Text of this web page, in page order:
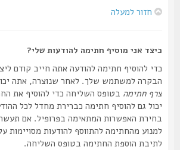
חזור למעלה
כיצד אני מוסיף חתימה להודעות שלי?
כדי להוסיף חתימה להודעה אתה חייב קודם ליצור
הבקרה למשתמש שלך. לאחר שנוצרה, אתה יכול
צרף חתימהבטופס השליחה כדי להוסיף את
יכול גם להוסיף חתימה כברירת מחדל לכל
בחירת האפשרות המתאימה בפרופיל. אם תעשה כך,
למנוע מהחתימה להתווסף להודעות מסויימות על-
לתיבת הוספת החתימה בטופס השליחה.